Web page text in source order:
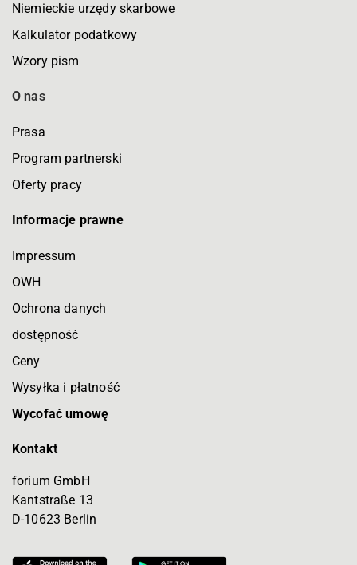
Niemieckie urzędy skarbowe
Kalkulator podatkowy
Wzory pism
O nas
Prasa
Program partnerski
Oferty pracy
Informacje prawne
Impressum
OWH
Ochrona danych
dostępność
Ceny
Wysyłka i płatność
Wycofać umowę
Kontakt
forium GmbH
Kantstraße 13
D-10623 Berlin